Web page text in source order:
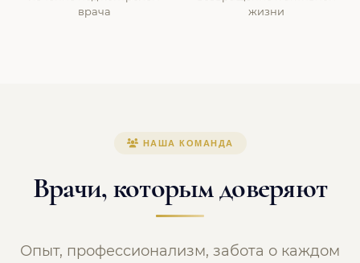
врача
жизни
НАША КОМАНДА
Врачи, которым доверяют
Опыт, профессионализм, забота о каждом